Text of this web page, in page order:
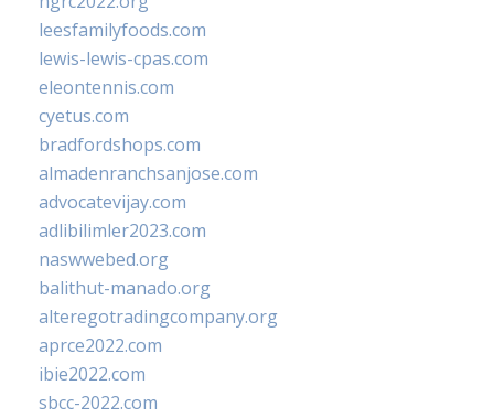
leesfamilyfoods.com
lewis-lewis-cpas.com
eleontennis.com
cyetus.com
bradfordshops.com
almadenranchsanjose.com
advocatevijay.com
adlibilimler2023.com
naswwebed.org
balithut-manado.org
alteregotradingcompany.org
aprce2022.com
ibie2022.com
sbcc-2022.com